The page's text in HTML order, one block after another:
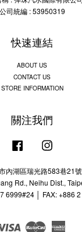
公司統編 : 53950319
快速連結
ABOUT US
CONTACT US
STORE INFORMATION
關注我們
Facebook
內湖區瑞光路583巷21
Rd., Neihu Dist.,
6999#24 │ FAX: +886
Visa Master